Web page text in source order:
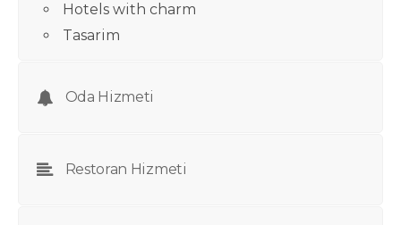
Hotels with charm
Tasarim
Oda Hizmeti
Restoran Hizmeti